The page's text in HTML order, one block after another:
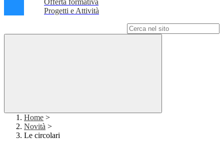
Offerta formativa
Progetti e Attività
Home >
Novità >
Le circolari